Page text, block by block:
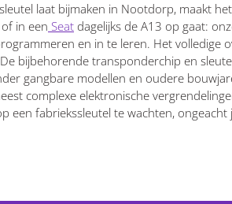
laat bijmaken in Nootdorp, maakt
in een Seat dagelijks de A13 op gaat:
en in te leren. Het volledige
bijbehorende transponderchip en
gangbare modellen en oudere
complexe elektronische
een fabriekssleutel te wachten, ongeacht